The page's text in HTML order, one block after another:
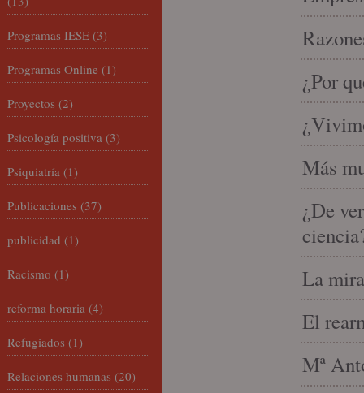
¿Por
Más
¿De
La
El
Mª
Programas IESE (3)
Programas Online (1)
Proyectos (2)
Psicología positiva (3)
Psiquiatría (1)
Publicaciones (37)
publicidad (1)
Racismo (1)
reforma horaria (4)
Refugiados (1)
Relaciones humanas (20)